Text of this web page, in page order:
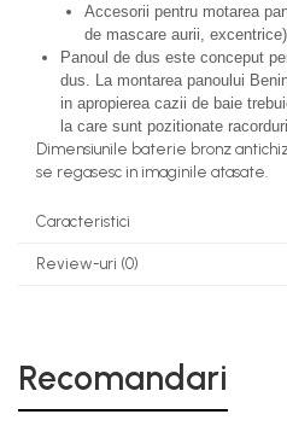
Accesorii pentru motarea
de mascare aurii, excentrice)
Panoul de dus este conceput
dus. La montarea panoului
in apropierea cazii de baie
la care sunt pozitionate
Dimensiunile baterie bronz
se regasesc in imaginile atasate.
Caracteristici
Review-uri (0)
Recomandari